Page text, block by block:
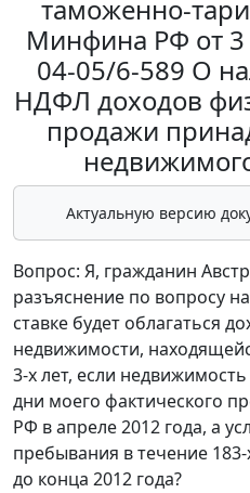
таможенно-
Минфина РФ от 3
04-05/6-589 О
НДФЛ доходов
продажи
Актуальную версию
Вопрос: Я, гражданин
разъяснение по вопросу
ставке будет облагаться
недвижимости,
3-х лет, если
дни моего фактического
РФ в апреле 2012 года, а
пребывания в течение
до конца 2012 года?